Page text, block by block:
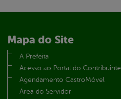
Mapa do Site
A Prefeita
Acesso ao Portal do Contribuinte
Agendamento CastroMóvel
Área do Servidor